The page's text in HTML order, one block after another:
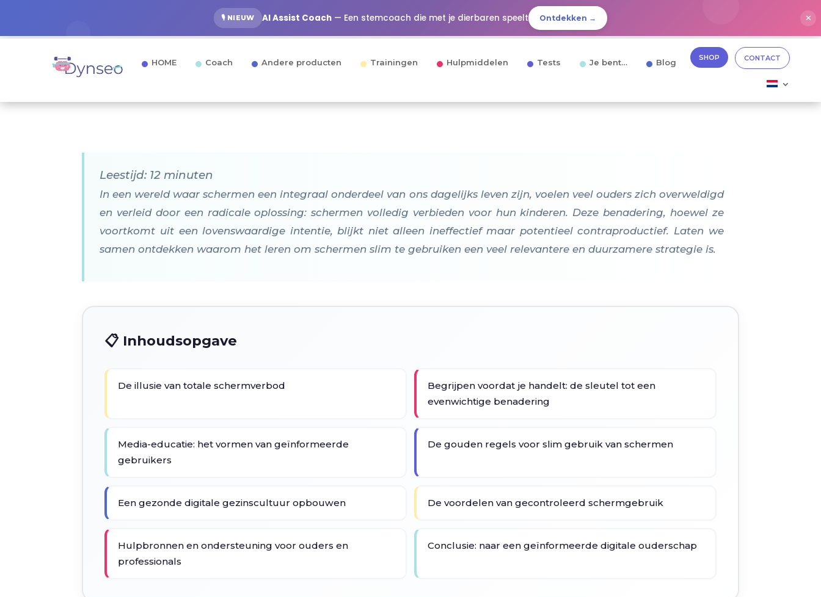
🎙️ NIEUW AI Assist Coach— Een stemcoach die met je dierbaren speelt Ontdekken → ✕
HOME Coach Andere producten Trainingen Hulpmiddelen Tests Je bent… Blog SHOP CONTACT
Leestijd: 12 minuten
In een wereld waar schermen een integraal onderdeel van ons dagelijks leven zijn, voelen veel ouders zich overweldigd
en verleid door een radicale oplossing: schermen volledig verbieden voor hun kinderen. Deze benadering, hoewel ze
voortkomt uit een lovenswaardige intentie, blijkt niet alleen ineffectief maar potentieel contraproductief. Laten we
samen ontdekken waarom het leren om schermen slim te gebruiken een veel relevantere en duurzamere strategie is.
📋 Inhoudsopgave
De illusie van totale schermverbod
Begrijpen voordat je handelt: de sleutel tot een
evenwichtige benadering
Media-educatie: het vormen van geïnformeerde
gebruikers
De gouden regels voor slim gebruik van schermen
Een gezonde digitale gezinscultuur opbouwen De voordelen van gecontroleerd schermgebruik
Hulpbronnen en ondersteuning voor ouders en
professionals
Conclusie: naar een geïnformeerde digitale ouderschap